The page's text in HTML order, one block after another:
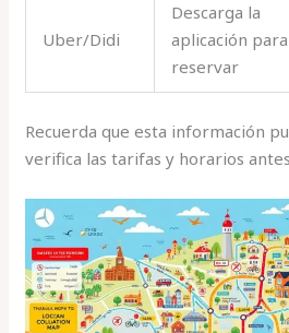
Uber/Didi
Descarga la
aplicación para
reservar
Recuerda que esta información
verifica las tarifas y horarios